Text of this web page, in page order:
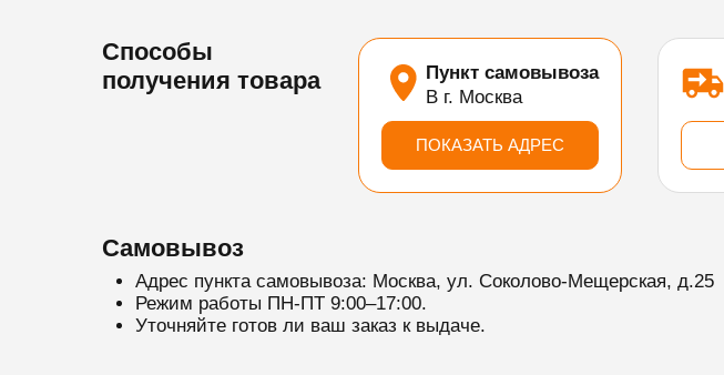
Способы
получения товара
Пункт самовывоза
В г. Москва
ПОКАЗАТЬ АДРЕС
Самовывоз
Адрес пункта самовывоза: Москва, ул. Соколово-Мещерская, д.25
Режим работы ПН-ПТ 9:00–17:00.
Уточняйте готов ли ваш заказ к выдаче.